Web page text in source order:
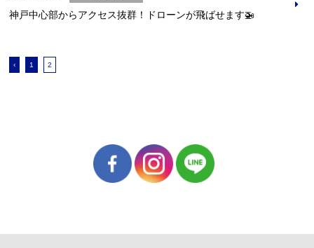
神戸中心部からアクセス抜群！ドローンが飛ばせます🚁
‹ 1 2